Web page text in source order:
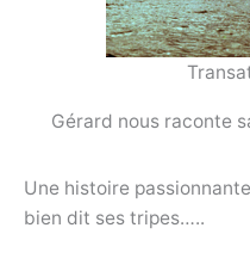
Gérard nous raconte
Une histoire
bien dit ses tripes…..